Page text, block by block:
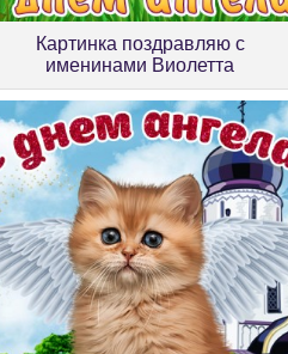
Картинка поздравляю с
именинами Виолетта